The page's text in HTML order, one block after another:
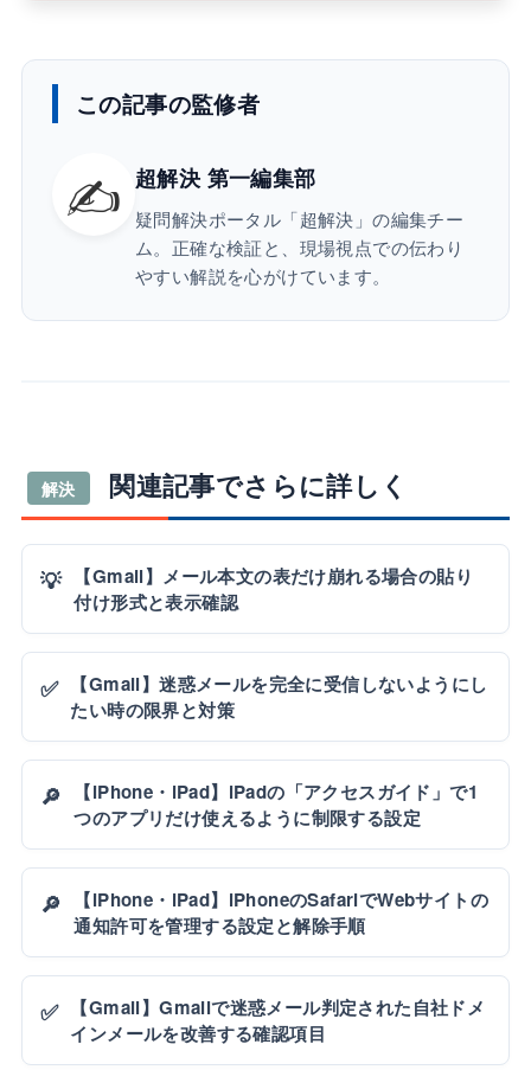
この記事の監修者
✍️ 超解決 第一編集部
疑問解決ポータル「超解決」の編集チー
ム。正確な検証と、現場視点での伝わり
やすい解説を心がけています。
解決 関連記事でさらに詳しく
💡
【Gmail】メール本文の表だけ崩れる場合の貼り
付け形式と表示確認
✅
【Gmail】迷惑メールを完全に受信しないようにし
たい時の限界と対策
🔎
【iPhone・iPad】iPadの「アクセスガイド」で1
つのアプリだけ使えるように制限する設定
🔎
【iPhone・iPad】iPhoneのSafariでWebサイトの
通知許可を管理する設定と解除手順
✅
【Gmail】Gmailで迷惑メール判定された自社ドメ
インメールを改善する確認項目